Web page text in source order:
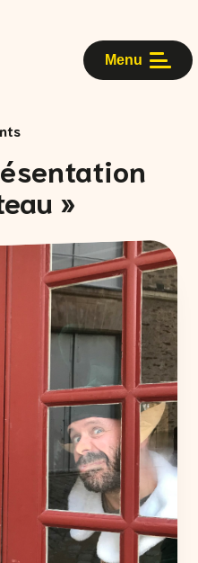
Menu
»